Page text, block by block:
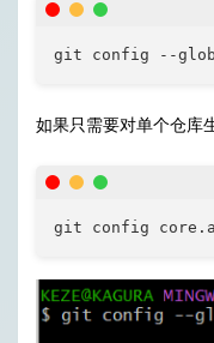
git config --
如果只需要对单个仓库
git config